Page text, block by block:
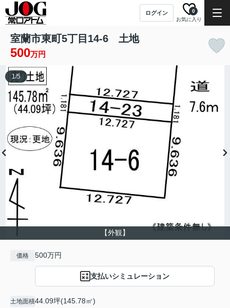
ログイン
お気に入り
0
室蘭市東町5丁目14-6 土地
500万円
【外観】
1/5
価格 500万円
支払いシミュレーション
土地面積44.09坪(145.78㎡)